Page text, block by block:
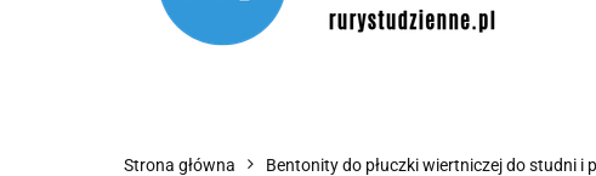
Strona główna Bentonity do płuczki wiertniczej do studni i